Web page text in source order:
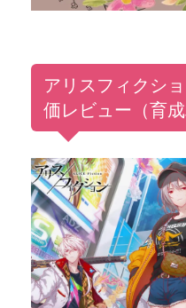
アリスフィクシ
価レビュー（育成